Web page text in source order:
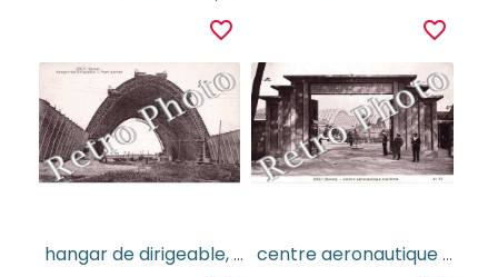
favorite_border favorite_border
hangar de dirigeable, port aerien centre aeronautique maritime